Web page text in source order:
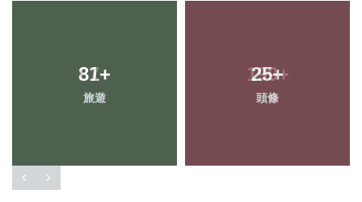
81+
旅遊
25+
頭條